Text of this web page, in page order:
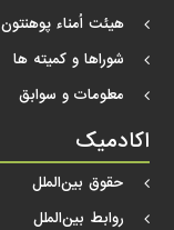
هیئت اُمناء پوهنتون
شوراها و کمیته ها
معلومات و سوابق
اکادمیک
حقوق بین‌الملل
روابط بین‌الملل